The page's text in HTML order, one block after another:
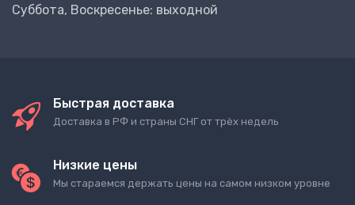
Суббота, Воскресенье: выходной
Быстрая доставка
Доставка в РФ и страны СНГ от трёх недель
Низкие цены
Мы стараемся держать цены на самом низком уровне